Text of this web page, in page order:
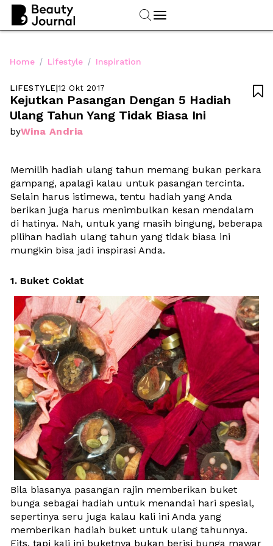
Home / Lifestyle / Inspiration
LIFESTYLE|12 Okt 2017
Kejutkan Pasangan Dengan 5 Hadiah
Ulang Tahun Yang Tidak Biasa Ini
byWina Andria

Memilih hadiah ulang tahun memang bukan perkara
gampang, apalagi kalau untuk pasangan tercinta.
Selain harus istimewa, tentu hadiah yang Anda
berikan juga harus menimbulkan kesan mendalam
di hatinya. Nah, untuk yang masih bingung, beberapa
pilihan hadiah ulang tahun yang tidak biasa ini
mungkin bisa jadi inspirasi Anda.
1. Buket Coklat
Bila biasanya pasangan rajin memberikan buket
bunga sebagai hadiah untuk menandai hari spesial,
sepertinya seru juga kalau kali ini Anda yang
memberikan hadiah buket untuk ulang tahunnya.
Eits, tapi kali ini buketnya bukan berisi bunga mawar